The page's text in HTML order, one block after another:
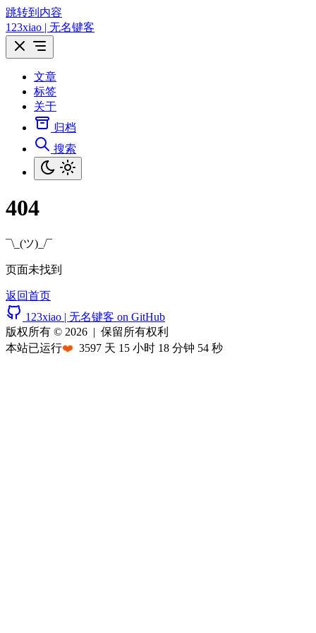
跳转到内容
123xiao | 无名键客
文章
标签
关于
归档
搜索
404
¯\_(ツ)_/¯
页面未找到
返回首页
123xiao | 无名键客 on GitHub
版权所有 © 2026 | 保留所有权利
本站已运行❤️ 3597 天 15 小时 18 分钟 54 秒